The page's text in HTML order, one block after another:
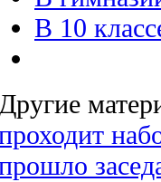
В 10
Другие